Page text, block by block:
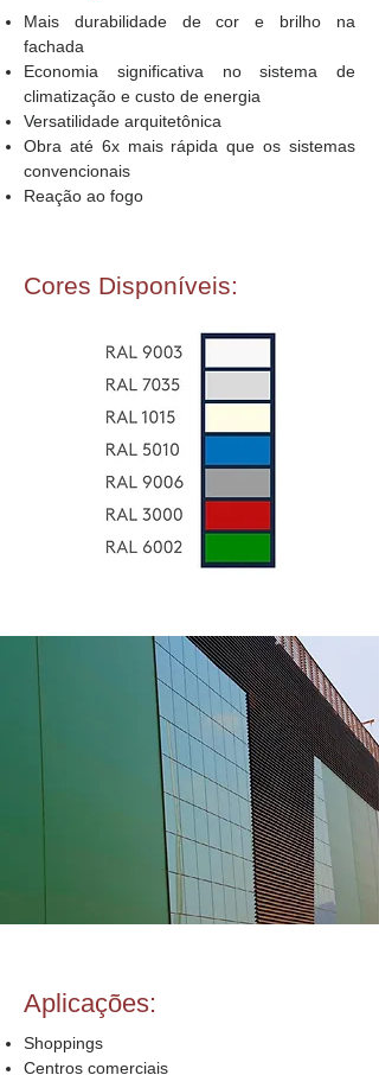
Mais durabilidade de cor e brilho na
fachada
Economia significativa no sistema de
climatização e custo de energia
Versatilidade arquitetônica
Obra até 6x mais rápida que os sistemas
convencionais
Reação ao fogo
Cores Disponíveis:
Aplicações:
Shoppings
Centros comerciais